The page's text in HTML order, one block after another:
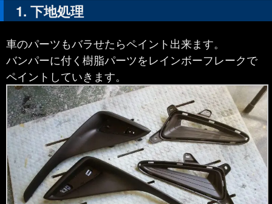
下地処理
車のパーツもバラせたらペイント出来ます。
バンパーに付く樹脂パーツをレインボーフレークで
ペイントしていきます。